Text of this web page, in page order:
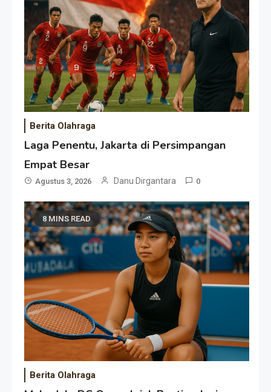
Berita Olahraga
Laga Penentu, Jakarta di Persimpangan
Empat Besar
Agustus 3, 2026 Danu Dirgantara 0
8 MINS READ
Berita Olahraga